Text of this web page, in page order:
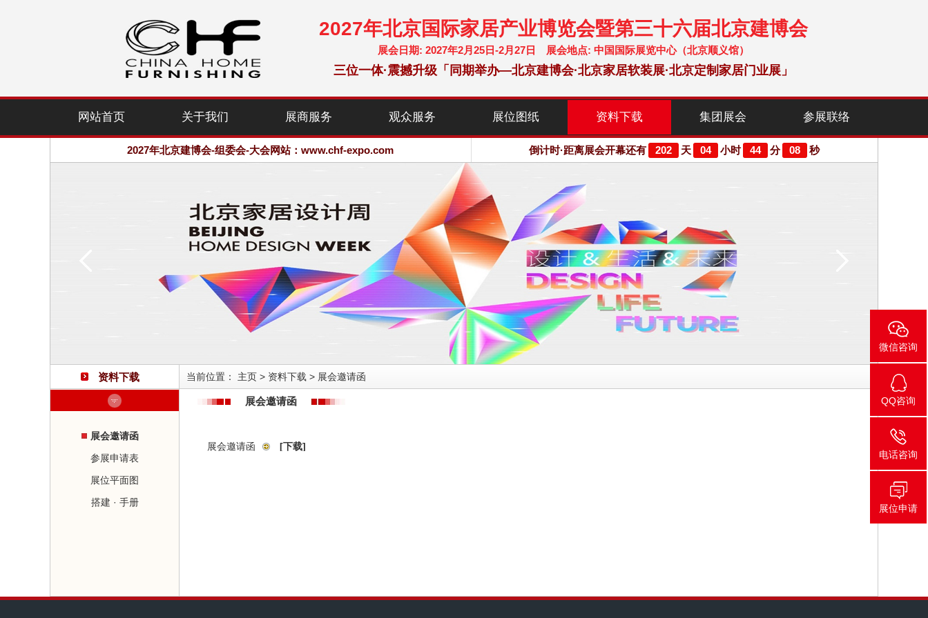
2027年北京国际家居产业博览会暨第三十六届北京建博会
展会日期: 2027年2月25日-2月27日 展会地点: 中国国际展览中心（北京顺义馆）
三位一体·震撼升级「同期举办—北京建博会·北京家居软装展·北京定制家居门业展」
网站首页 关于我们 展商服务 观众服务 展位图纸 资料下载 集团展会 参展联络
欢迎访问·2027年北京国际家居产业博览会·大会网站
2027年北京建博会-组委会-大会网站：www.chf-expo.com
欢迎访问·2027年北京国际家居产业博览会·大会网站
倒计时·距离展会开幕还有 202 天 04 小时 44 分 07 秒
资料下载
展会邀请函
参展申请表
展位平面图
搭建 · 手册
当前位置： 主页 > 资料下载 > 展会邀请函
展会邀请函
展会邀请函 [下载]
微信咨询
QQ咨询
电话咨询
展位申请